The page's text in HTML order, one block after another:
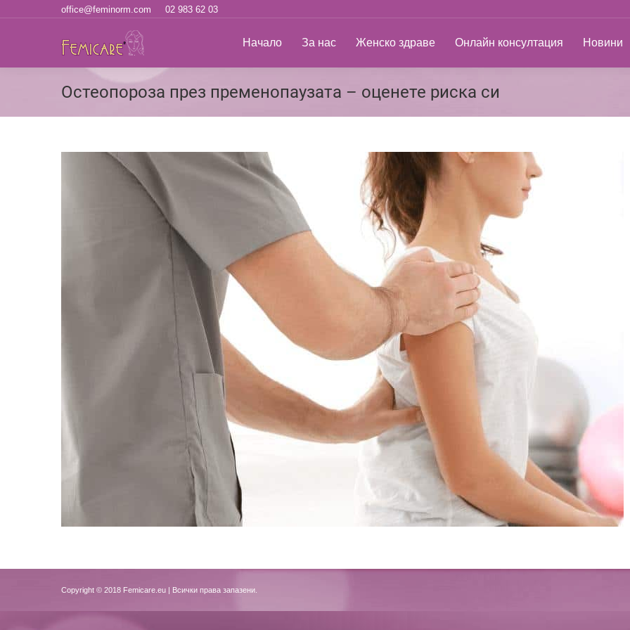
office@feminorm.com 02 983 62 03
Начало За нас Женско здраве Онлайн консултация Новини
Остеопороза през пременопаузата – оценете риска си
Copyright © 2018 Femicare.eu | Всички права запазени.
Начало За нас Женско здраве Онлайн консултация Новини